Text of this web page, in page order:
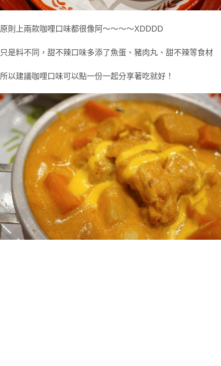
原則上兩款咖哩口味都很像阿～～～～XDDDD
只是料不同，甜不辣口味多添了魚蛋、豬肉丸、甜不辣等食材
所以建議咖哩口味可以點一份一起分享著吃就好！